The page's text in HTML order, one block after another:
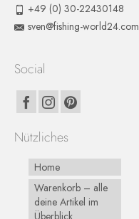
+49 (0) 30-22430148
sven@fishing-world24.com
Social
Nützliches
Home
Warenkorb – alle
deine Artikel im
Überblick